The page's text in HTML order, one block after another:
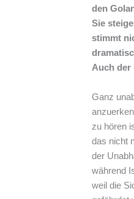
den
Sie
stimmt
Auch der
Ganz
zu hören
das nicht
der
während
weil die